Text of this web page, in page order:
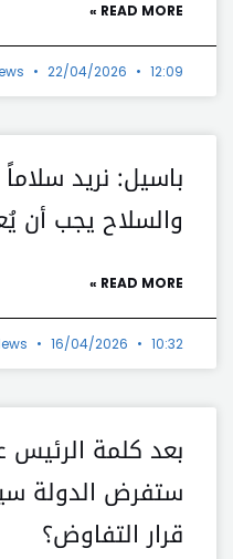
READ MORE »
22/04/2026 12:09 م
باسيل: نريد
والسلاح يجب أن
READ MORE »
16/04/2026 10:32 ص
بعد كلمة
ستفرض الدولة
قرار التفاوض؟